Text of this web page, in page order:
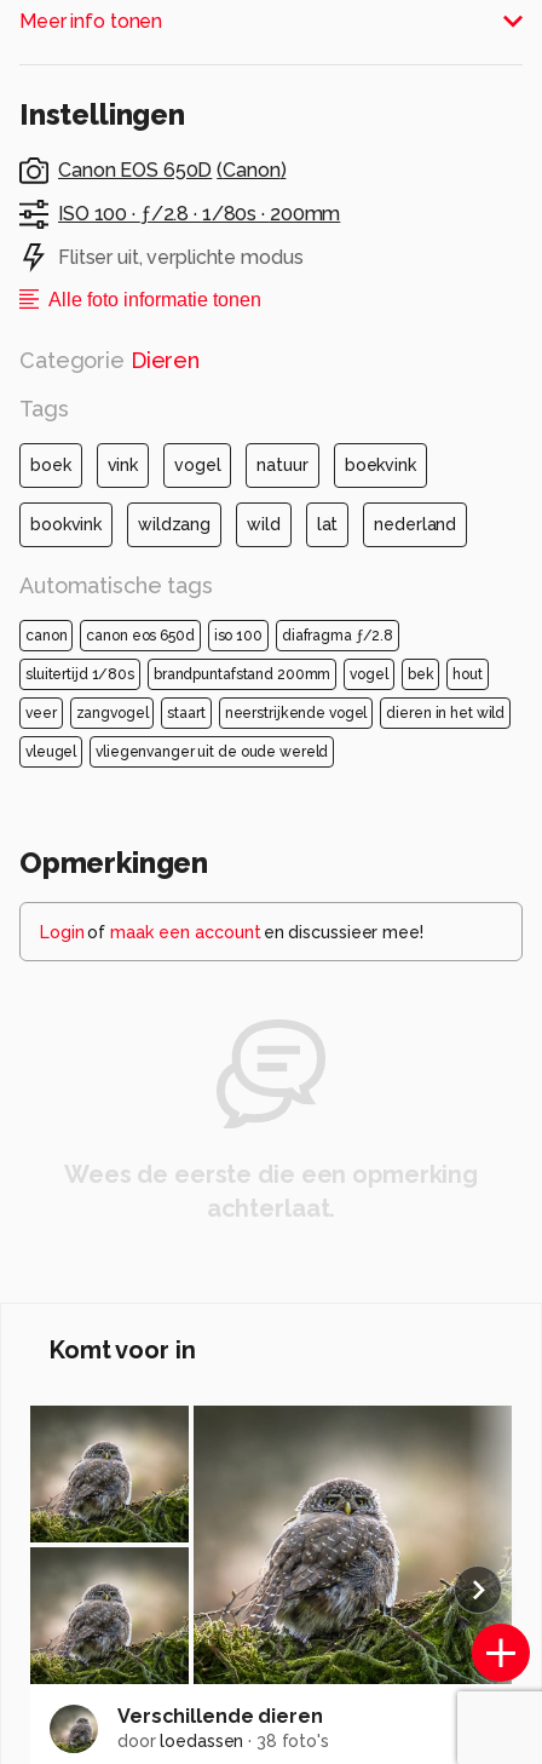
Alle rechten voorbehouden
Meer info tonen
Instellingen
Canon EOS 650D (Canon)
ISO 100 · ƒ/2.8 · 1/80s · 200mm
Flitser uit, verplichte modus
Alle foto informatie tonen
Categorie Dieren
Tags
boek vink vogel natuur boekvink
bookvink wildzang wild lat nederland
Automatische tags
canon canon eos 650d iso 100 diafragma ƒ/2.8
sluitertijd 1/80s brandpuntafstand 200mm vogel bek hout
veer zangvogel staart neerstrijkende vogel dieren in het wild
vleugel vliegenvanger uit de oude wereld
Opmerkingen
Loginof maak een account en discussieer mee!
Wees de eerste die een opmerking
achterlaat.
Komt voor in
Verschillende dieren
door loedassen · 38 foto's